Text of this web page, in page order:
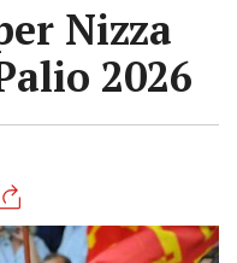
Nizza
2026